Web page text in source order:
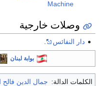
Machine
وصلات خارجية
دار النفائس .
بوابة لبنان
الكلمات الدالة: جمال الدين فالح